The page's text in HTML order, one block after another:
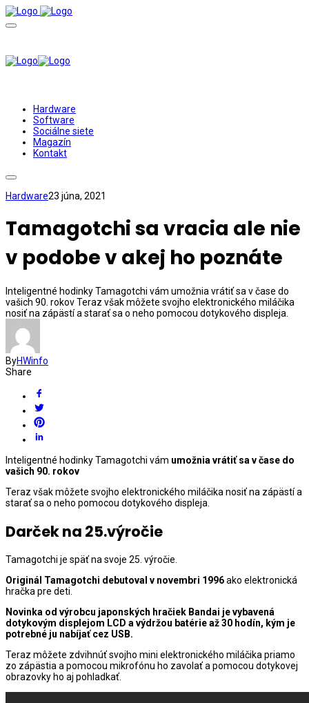
Hardware
Software
Sociálne siete
Magazín
Kontakt
Hardware23 júna, 2021
Tamagotchi sa vracia ale nie
v podobe v akej ho poznáte
Inteligentné hodinky Tamagotchi vám umožnia vrátiť sa v čase do
vašich 90. rokov Teraz však môžete svojho elektronického miláčika
nosiť na zápästí a starať sa o neho pomocou dotykového displeja.
ByHWinfo
Share
Inteligentné hodinky Tamagotchi vám umožnia vrátiť sa v čase do
vašich 90. rokov
Teraz však môžete svojho elektronického miláčika nosiť na zápästí a
starať sa o neho pomocou dotykového displeja.
Darček na 25.výročie
Tamagotchi je späť na svoje 25. výročie.
Originál Tamagotchi debutoval v novembri 1996ako elektronická
hračka pre deti.
Novinka od výrobcu japonských hračiek Bandai je vybavená
dotykovým displejom LCD a výdržou batérie až 30 hodín, kým je
potrebné ju nabíjať cez USB.
Teraz môžete zdvihnúť svojho mini elektronického miláčika priamo
zo zápästia a pomocou mikrofónu ho zavolať a pomocou dotykovej
obrazovky ho aj pohladkať.